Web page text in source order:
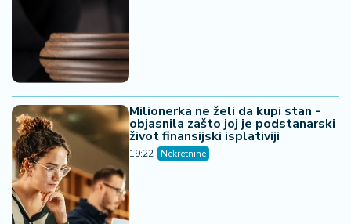
Milionerka ne želi da kupi stan -
objasnila zašto joj je podstanarski
život finansijski isplativiji
19:22 Nekretnine